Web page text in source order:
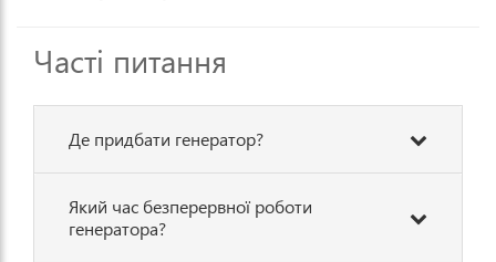
Часті питання
Де придбати генератор?
Який час безперервної роботи
генератора?